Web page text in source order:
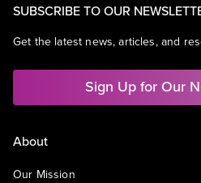
SUBSCRIBE TO OUR
Get the latest news, articles, and
Sign Up for Our
About
Our Mission